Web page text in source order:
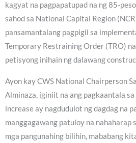
kagyat na pagpapatupad na ng 85-
sahod sa National Capital Region
pansamantalang pagpigil sa
Temporary Restraining Order (TRO)
petisyong inihain ng dalawang
Ayon kay CWS National Chairperson
Alminaza, iginiit na ang pagkaantala
increase ay nagdudulot ng dagdag na
manggagawang patuloy na nahaharap
mga pangunahing bilihin, mababang